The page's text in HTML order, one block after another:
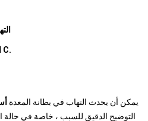
التهاب المعدة من النوع C.
يمكن أن يحدث التهاب في بطانة المعدة
التوضيح الدقيق للسبب ، خاصة في حالة